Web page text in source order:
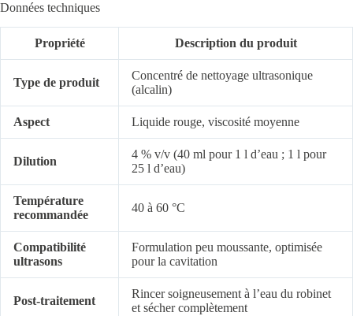
Données techniques
Propriété Description du produit
Type de produit
Concentré de nettoyage ultrasonique
(alcalin)
Aspect Liquide rouge, viscosité moyenne
Dilution
4 % v/v (40 ml pour 1 l d’eau ; 1 l pour
25 l d’eau)
Température
recommandée
40 à 60 °C
Compatibilité
ultrasons
Formulation peu moussante, optimisée
pour la cavitation
Post-traitement
Rincer soigneusement à l’eau du robinet
et sécher complètement